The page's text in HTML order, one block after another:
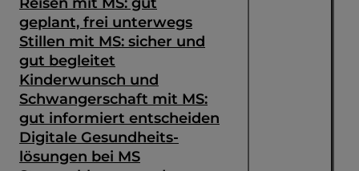
geplant, frei unterwegs
Stillen mit MS: sicher und
gut begleitet
Kinderwunsch und
Schwangerschaft mit MS:
gut informiert entscheiden
Digitale Gesundheits­
lösungen bei MS